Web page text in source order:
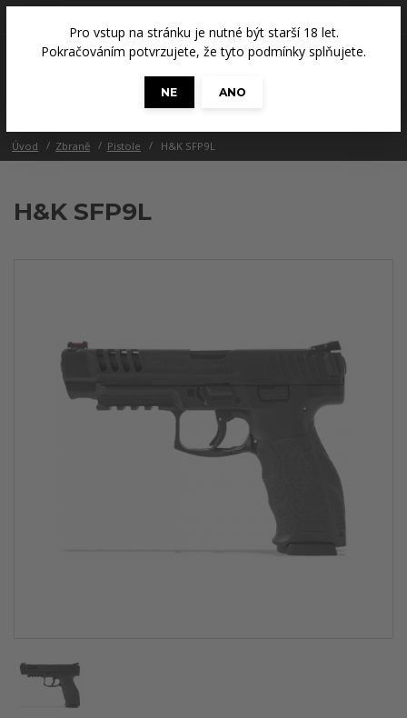
Pro vstup na stránku je nutné být starší 18 let.
Pokračováním potvrzujete, že tyto podmínky splňujete.
NE
ANO
0 Kč
Úvod Zbraně Pistole H&K SFP9L
H&K SFP9L